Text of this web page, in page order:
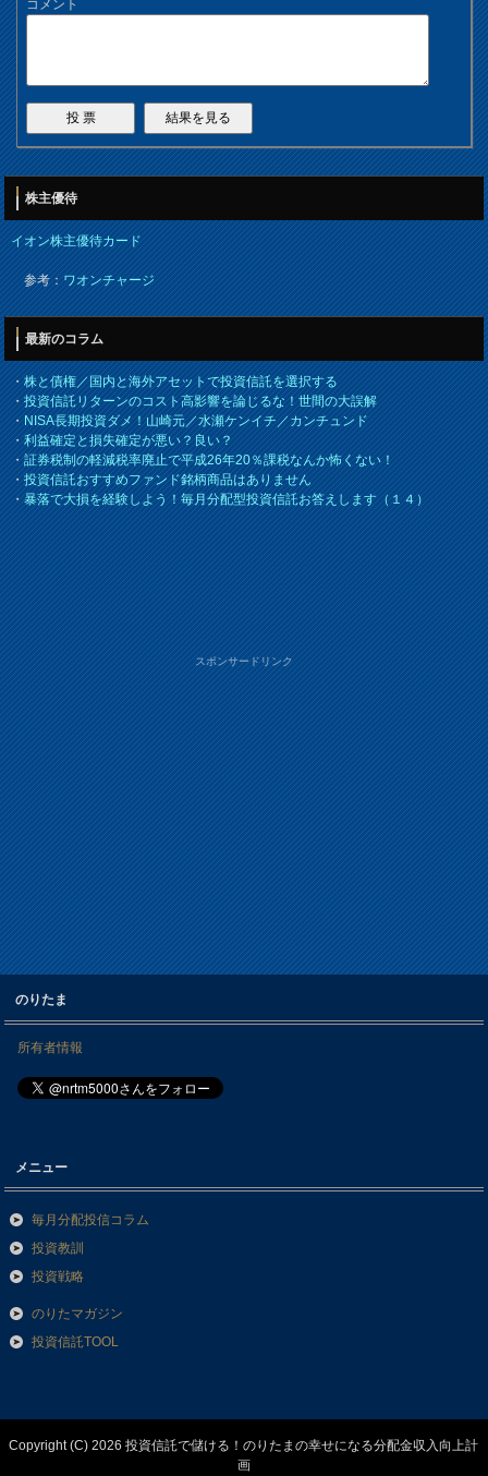
コメント
株主優待
イオン株主優待カード
参考：ワオンチャージ
最新のコラム
・株と債権／国内と海外アセットで投資信託を選択する
・投資信託リターンのコスト高影響を論じるな！世間の大誤解
・NISA長期投資ダメ！山崎元／水瀬ケンイチ／カンチュンド
・利益確定と損失確定が悪い？良い？
・証券税制の軽減税率廃止で平成26年20％課税なんか怖くない！
・投資信託おすすめファンド銘柄商品はありません
・暴落で大損を経験しよう！毎月分配型投資信託お答えします（１４）
スポンサードリンク
のりたま
所有者情報
メニュー
毎月分配投信コラム
投資教訓
投資戦略
のりたマガジン
投資信託TOOL
Copyright (C) 2026 投資信託で儲ける！のりたまの幸せになる分配金収入向上計
画